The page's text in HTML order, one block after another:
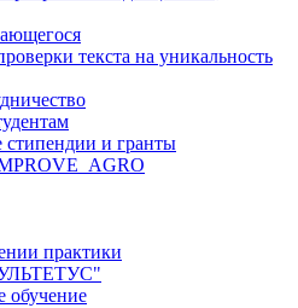
текста на уникальность
и гранты
практики
обучение